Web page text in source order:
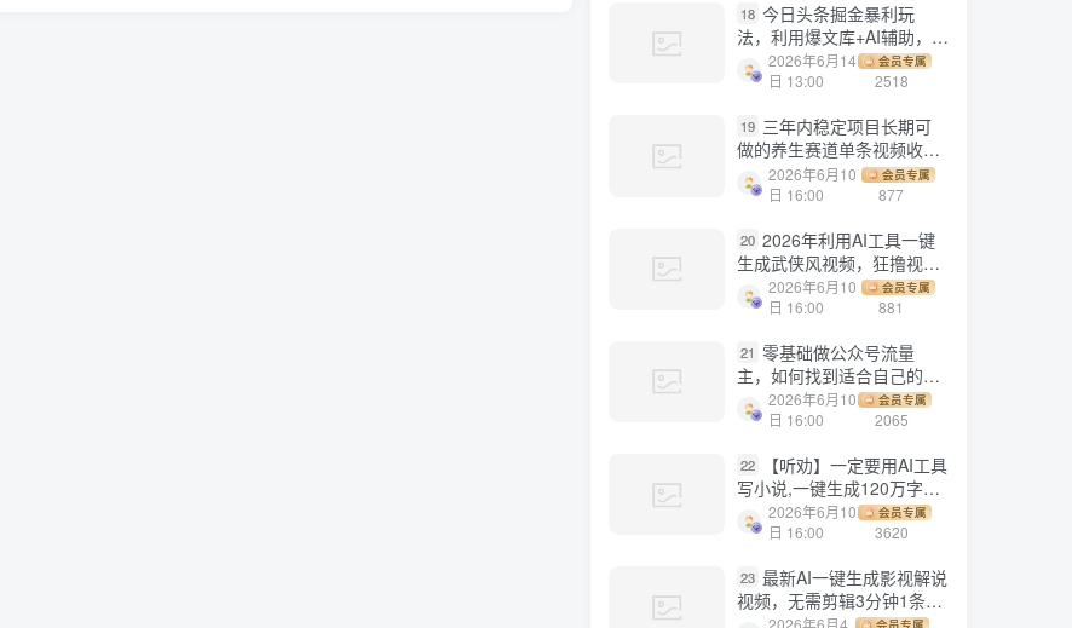
18 今日头条掘金暴利玩
法，利用爆文库+AI辅助，轻
松矩阵、当天起号，简单粗
暴，日入1000+
2026年6月14
日 13:00
会员专属
2518
19 三年内稳定项目长期可
做的养生赛道单条视频收入
22002026年6月10
日 16:00
会员专属
877
20 2026年利用AI工具一键
生成武侠风视频，狂撸视频
号分成计划收益，原创度
高，画面好看，轻松日入
2026年6月10
日 16:00
会员专属
881
21 零基础做公众号流量
主，如何找到适合自己的赛
道
2026年6月10
日 16:00
会员专属
2065
22
【听劝】一定要用AI工具
写小说,一键生成120万字，
躺着也能赚，月入2w+
2026年6月10
日 16:00
会员专属
3620
23 最新AI一键生成影视解说
视频，无需剪辑3分钟1条，